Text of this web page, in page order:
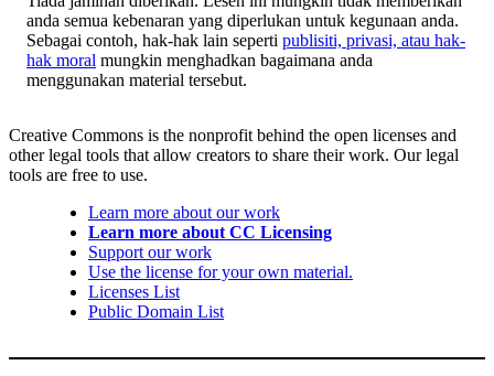
anda semua kebenaran yang diperlukan untuk kegunaan anda.
Sebagai contoh, hak-hak lain seperti publisiti, privasi, atau hak-
hak moral mungkin menghadkan bagaimana anda
menggunakan material tersebut.
Creative Commons is the nonprofit behind the open licenses and
other legal tools that allow creators to share their work. Our legal
tools are free to use.
Learn more about our work
Learn more about CC Licensing
Support our work
Use the license for your own material.
Licenses List
Public Domain List